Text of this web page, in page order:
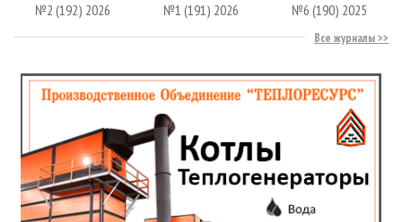
№2 (192) 2026 №1 (191) 2026 №6 (190) 2025
Все журналы